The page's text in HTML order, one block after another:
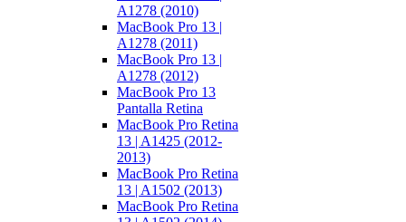
A1278 (2010)
MacBook Pro 13 |
A1278 (2011)
MacBook Pro 13 |
A1278 (2012)
MacBook Pro 13
Pantalla Retina
MacBook Pro Retina
13 | A1425 (2012-
2013)
MacBook Pro Retina
13 | A1502 (2013)
MacBook Pro Retina